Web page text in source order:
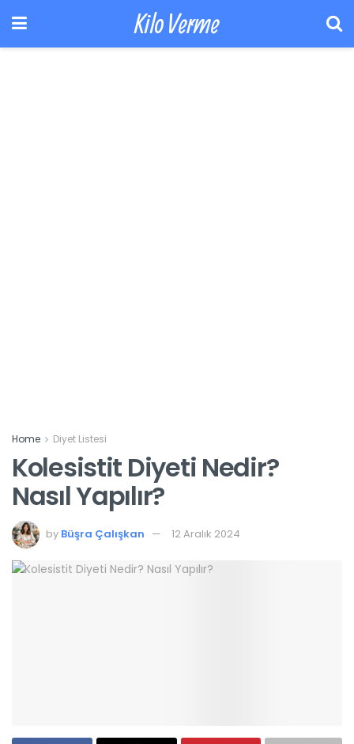
Kilo Verme
Home Diyet Listesi
Kolesistit Diyeti Nedir?
Nasıl Yapılır?
by Büşra Çalışkan 12 Aralık 2024